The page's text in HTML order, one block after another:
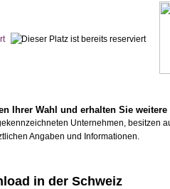
Ihrer Wahl und erhalten Sie
Unternehmen, besitzen
Angaben und Informationen.
in der Schweiz